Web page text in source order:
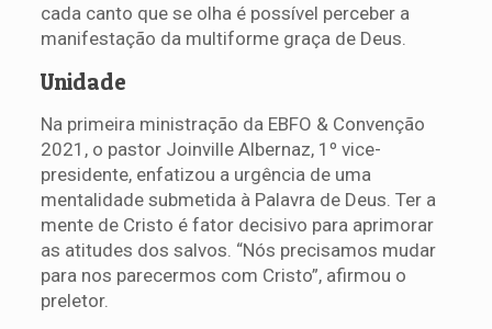
cada canto que se olha é possível perceber a
manifestação da multiforme graça de Deus.
Unidade
Na primeira ministração da EBFO & Convenção
2021, o pastor Joinville Albernaz, 1º vice-
presidente, enfatizou a urgência de uma
mentalidade submetida à Palavra de Deus. Ter a
mente de Cristo é fator decisivo para aprimorar
as atitudes dos salvos. “Nós precisamos mudar
para nos parecermos com Cristo”, afirmou o
preletor.